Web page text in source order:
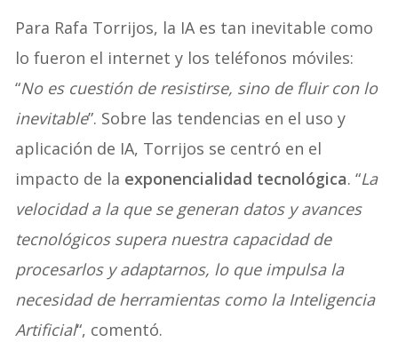
Para Rafa Torrijos, la IA es tan inevitable como
lo fueron el internet y los teléfonos móviles:
“No es cuestión de resistirse, sino de fluir con lo
inevitable”. Sobre las tendencias en el uso y
aplicación de IA, Torrijos se centró en el
impacto de la exponencialidad tecnológica. “La
velocidad a la que se generan datos y avances
tecnológicos supera nuestra capacidad de
procesarlos y adaptarnos, lo que impulsa la
necesidad de herramientas como la Inteligencia
Artificial“, comentó.